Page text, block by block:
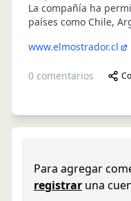
La compañía ha
países como Chile,
www.elmostrador.cl
0 comentarios
Para agregar
registrar una